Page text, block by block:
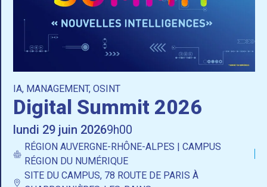
IA, MANAGEMENT, OSINT
Digital Summit 2026
lundi 29 juin 20269h00
RÉGION AUVERGNE-RHÔNE-ALPES | CAMPUS
RÉGION DU NUMÉRIQUE
SITE DU CAMPUS, 78 ROUTE DE PARIS À